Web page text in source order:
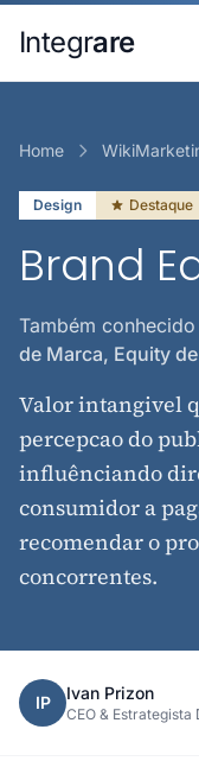
Integrare
Home
Design Destaque
Brand
Também
de Marca, Equity
Valor intangivel
percepcao do
influênciando
consumidor a
recomendar o
concorrentes.
IP Ivan Prizon
CEO &